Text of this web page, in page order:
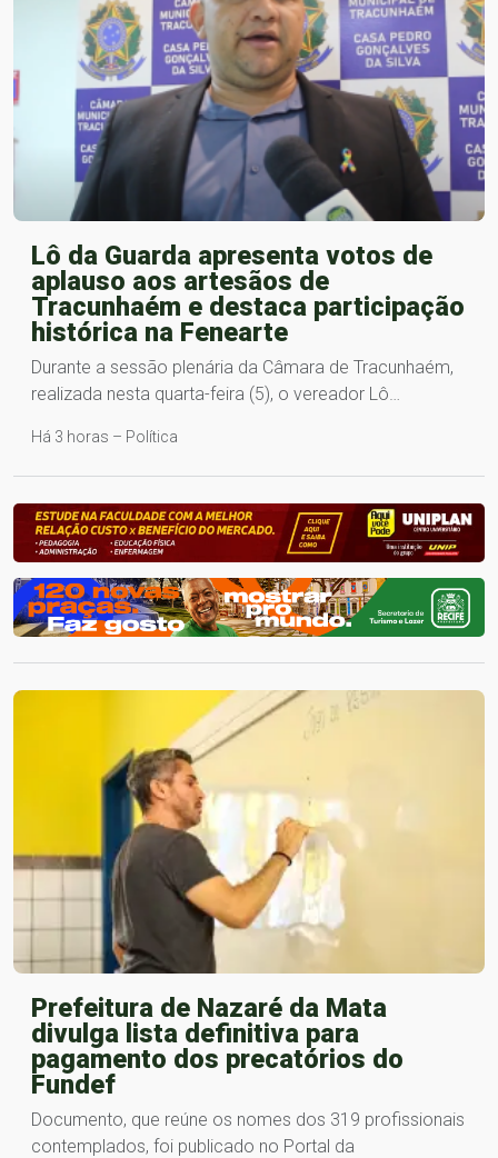
Lô da Guarda apresenta votos de
aplauso aos artesãos de
Tracunhaém e destaca participação
histórica na Fenearte
Durante a sessão plenária da Câmara de Tracunhaém,
realizada nesta quarta-feira (5), o vereador Lô…
Há 3 horas – Política
Prefeitura de Nazaré da Mata
divulga lista definitiva para
pagamento dos precatórios do
Fundef
Documento, que reúne os nomes dos 319 profissionais
contemplados, foi publicado no Portal da